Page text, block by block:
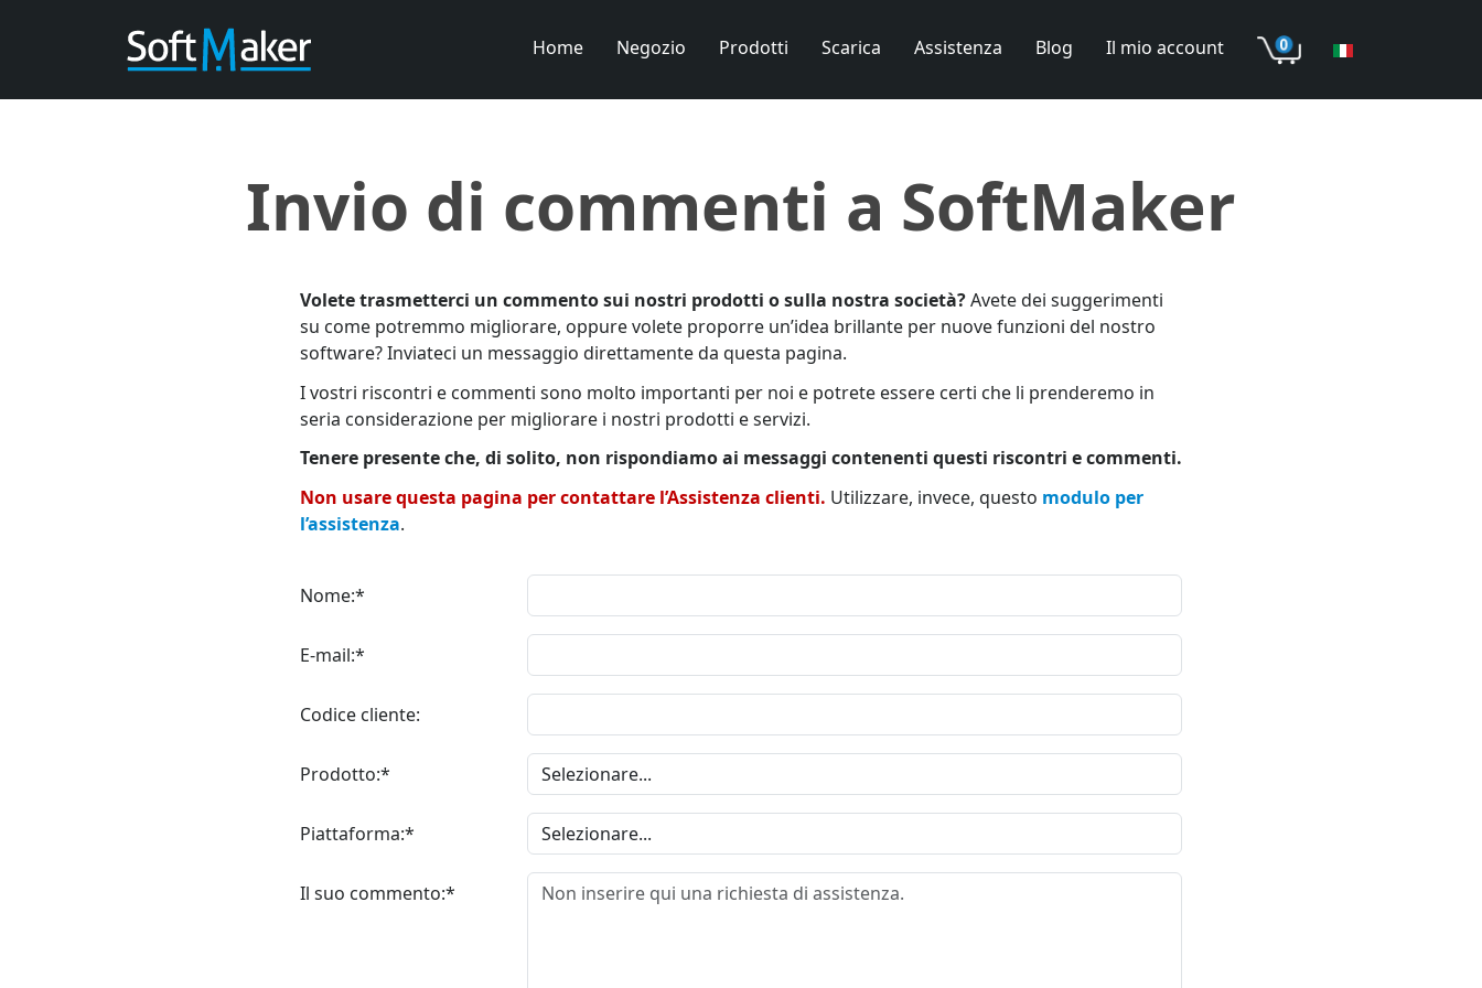
Home Negozio Prodotti Scarica Assistenza Blog Il mio account
Invio di commenti a SoftMaker
Volete trasmetterci un commento sui nostri prodotti o sulla nostra società?Avete dei suggerimenti
su come potremmo migliorare, oppure volete proporre un’idea brillante per nuove funzioni del nostro
software? Inviateci un messaggio direttamente da questa pagina.
I vostri riscontri e commenti sono molto importanti per noi e potrete essere certi che li prenderemo in
seria considerazione per migliorare i nostri prodotti e servizi.
Tenere presente che, di solito, non rispondiamo ai messaggi contenenti questi riscontri e commenti.
Non usare questa pagina per contattare l’Assistenza clienti. Utilizzare, invece, questo modulo per
l’assistenza.
Nome:*
E-mail:*
Codice cliente:
Prodotto:*
Piattaforma:*
Il suo commento:*